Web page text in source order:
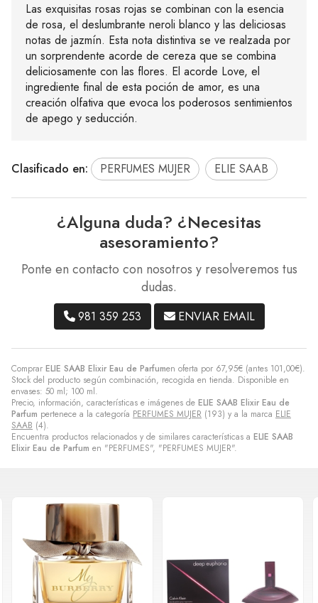
Comprar ELIE SAAB Elixir Eau de Parfumen oferta por 67,95€ (antes 101,00€).
Stock del producto según combinación, recogida en tienda. Disponible en
envases: 50 ml; 100 ml.
Precio, información, características e imágenes de ELIE SAAB Elixir Eau de
Parfum pertenece a la categoría PERFUMES MUJER (193) y a la marca ELIE
SAAB (4).
Encuentra productos relacionados y de similares características a ELIE SAAB
Elixir Eau de Parfum en "PERFUMES", "PERFUMES MUJER".
Las exquisitas rosas rojas se combinan con la esencia
de rosa, el deslumbrante neroli blanco y las deliciosas
notas de jazmín. Esta nota distintiva se ve realzada por
un sorprendente acorde de cereza que se combina
deliciosamente con las flores. El acorde Love, el
ingrediente final de esta poción de amor, es una
creación olfativa que evoca los poderosos sentimientos
de apego y seducción.
Clasificado en: PERFUMES MUJER ELIE SAAB
¿Alguna duda? ¿Necesitas
asesoramiento?
Ponte en contacto con nosotros y resolveremos tus
dudas.
981 359 253 ENVIAR EMAIL